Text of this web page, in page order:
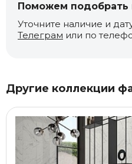
Поможем подобрать
Уточните наличие и
Телеграм или по
Другие коллекции